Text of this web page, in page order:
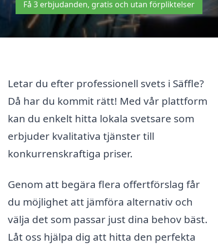
Få 3 erbjudanden, gratis och utan förpliktelser
Letar du efter professionell svets i Säffle?
Då har du kommit rätt! Med vår plattform
kan du enkelt hitta lokala svetsare som
erbjuder kvalitativa tjänster till
konkurrenskraftiga priser.
Genom att begära flera offertförslag får
du möjlighet att jämföra alternativ och
välja det som passar just dina behov bäst.
Låt oss hjälpa dig att hitta den perfekta